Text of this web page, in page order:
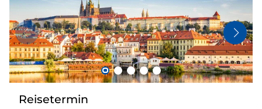
Mehrtagesreisen
Tagesfahrten
Bus anmieten
Kataloge
Reisetermin